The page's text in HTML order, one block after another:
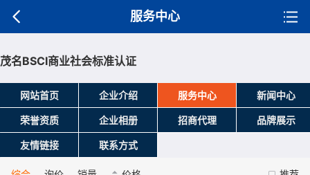
服务中心
茂名BSCI商业社会标准认证
网站首页 企业介绍 服务中心 新闻中心
荣誉资质 企业相册 招商代理 品牌展示
友情链接 联系方式